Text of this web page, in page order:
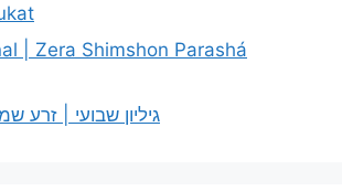
| Zera Shimshon Parashá
גיליון שבועי | זרע